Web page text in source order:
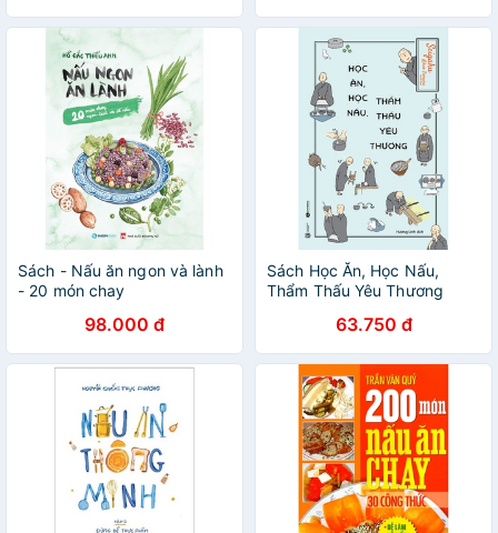
Sách - Nấu ăn ngon và lành
- 20 món chay
98.000 đ
Sách Học Ăn, Học Nấu,
Thẩm Thấu Yêu Thương
63.750 đ